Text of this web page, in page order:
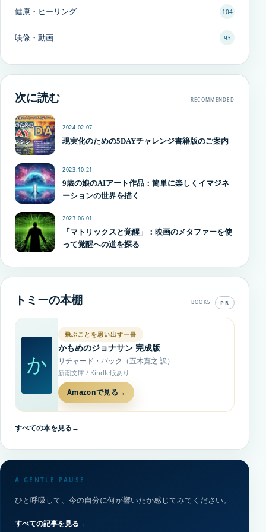
健康・ヒーリング 104
映像・動画 93
次に読む RECOMMENDED
2024.02.07
現実化のための5DAYチャレンジ書籍版のご案内
2023.10.21
9歳の娘のAIアート作品：簡単に楽しくイマジネ
ーションの世界を描く
2023.06.01
「マトリックスと覚醒」：映画のメタファーを使
って覚醒への道を探る
トミーの本棚 BOOKS PR
か
飛ぶことを思い出す一冊
かもめのジョナサン 完成版
リチャード・バック（五木寛之 訳）
新潮文庫 / Kindle版あり
Amazonで見る →
すべての本を見る→
A GENTLE PAUSE
ひと呼吸して、今の自分に何が響いたか感じてみてください。
すべての記事を見る→